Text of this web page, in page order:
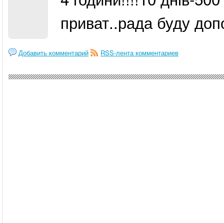
приват..рада буду
Добавить комментарий RSS-лента комментариев